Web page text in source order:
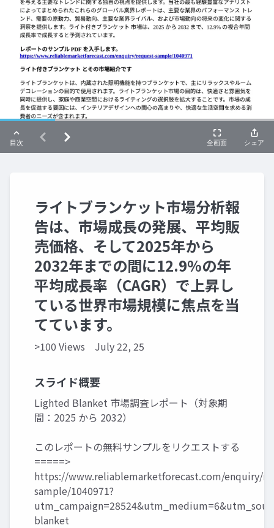
ライトブランケット市場分析報
告は、市場成長の発展、平均販
売価格、そして2025年から
2032年までの間に12.9%の年
平均成長率（CAGR）で上昇し
ている世界市場規模に焦点を当
てています。
>100 Views July 22, 25
スライド概要
Lighted Blanket 市場調査レポート（対象期
間：2025 から 2032）
このレポートの無料サンプルをリクエストする
=====>
https://www.reliablemarketforecast.com/enquiry/
sample/1040971?
blanket